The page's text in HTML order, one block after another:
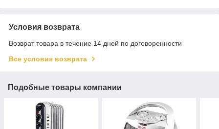
Условия возврата
Возврат товара в течение 14 дней по договоренности
Все условия возврата
Подобные товары компании